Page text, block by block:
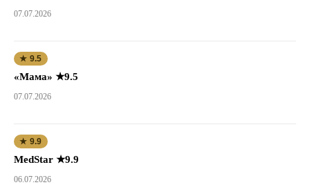
07.07.2026
★ 9.5
«Мама» ★9.5
07.07.2026
★ 9.9
MedStar ★9.9
06.07.2026